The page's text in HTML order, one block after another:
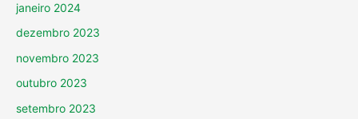
janeiro 2024
dezembro 2023
novembro 2023
outubro 2023
setembro 2023